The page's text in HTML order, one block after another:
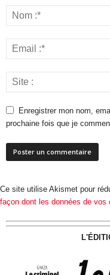
Enregistrer mon nom,
prochaine fois que je
Ce site utilise Akismet pour
façon dont les données de vos